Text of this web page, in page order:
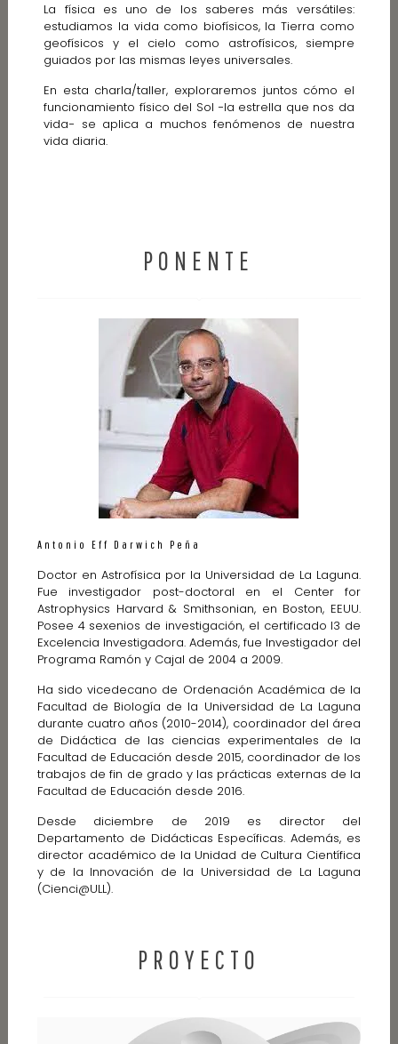
La física es uno de los saberes más versátiles:
estudiamos la vida como biofísicos, la Tierra como
geofísicos y el cielo como astrofísicos, siempre
guiados por las mismas leyes universales.
En esta charla/taller, exploraremos juntos cómo el
funcionamiento físico del Sol −la estrella que nos da
vida− se aplica a muchos fenómenos de nuestra
vida diaria.
PONENTE
Antonio Eff Darwich Peña
Doctor en Astrofísica por la Universidad de La Laguna.
Fue investigador post-doctoral en el Center for
Astrophysics Harvard & Smithsonian, en Boston, EEUU.
Posee 4 sexenios de investigación, el certificado I3 de
Excelencia Investigadora. Además, fue Investigador del
Programa Ramón y Cajal de 2004 a 2009.
Ha sido vicedecano de Ordenación Académica de la
Facultad de Biología de la Universidad de La Laguna
durante cuatro años (2010-2014), coordinador del área
de Didáctica de las ciencias experimentales de la
Facultad de Educación desde 2015, coordinador de los
trabajos de fin de grado y las prácticas externas de la
Facultad de Educación desde 2016.
Desde diciembre de 2019 es director del
Departamento de Didácticas Específicas. Además, es
director académico de la Unidad de Cultura Científica
y de la Innovación de la Universidad de La Laguna
(Cienci@ULL).
PROYECTO